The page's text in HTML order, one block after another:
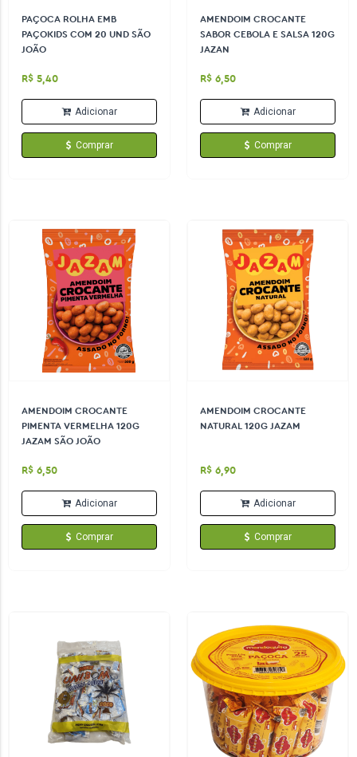
PAÇOCA ROLHA EMB
PAÇOKIDS COM 20 UND SÃO
JOÃO
R$ 5,40
Adicionar
Comprar
AMENDOIM CROCANTE
SABOR CEBOLA E SALSA 120G
JAZAN
R$ 6,50
Adicionar
Comprar
AMENDOIM CROCANTE
PIMENTA VERMELHA 120G
JAZAM SÃO JOÃO
R$ 6,50
Adicionar
Comprar
AMENDOIM CROCANTE
NATURAL 120G JAZAM
R$ 6,90
Adicionar
Comprar